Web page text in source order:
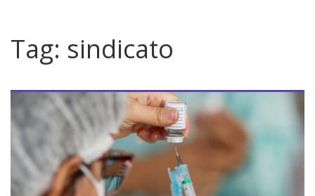
Tag: sindicato